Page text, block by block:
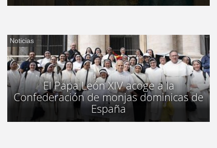
Noticias
El Papa León XIV acoge a la
Confederación de monjas dominicas de
España